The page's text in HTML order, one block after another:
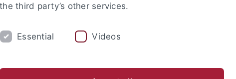
INTERNATIONAL
the third party’s other services.
Essential Videos